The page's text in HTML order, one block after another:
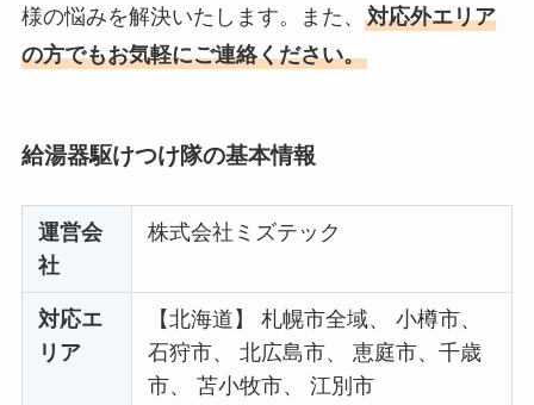
様の悩みを解決いたします。また、 対応外エリア
の方でもお気軽にご連絡ください。
給湯器駆けつけ隊の基本情報
運営会
社
株式会社ミズテック
対応エ
リア
【北海道】 札幌市全域、 小樽市、
石狩市、 北広島市、 恵庭市、千歳
市、 苫小牧市、 江別市